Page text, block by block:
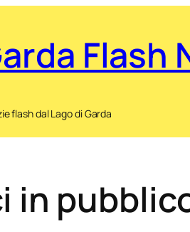
Flash
flash dal Lago di Garda
in